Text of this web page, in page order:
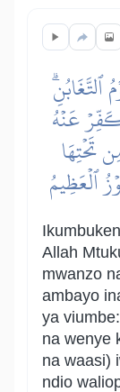
عَنۡهُ
تَحۡتِهَا
ٱلۡعَظِيمُ
Allah
mwanzo
ambayo
ya
na wenye
na waasi)
ndio